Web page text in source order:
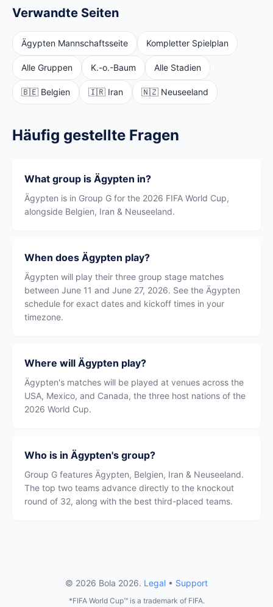
Verwandte Seiten
Ägypten Mannschaftsseite Kompletter Spielplan
Alle Gruppen K.-o.-Baum Alle Stadien
🇧🇪 Belgien 🇮🇷 Iran 🇳🇿 Neuseeland
Häufig gestellte Fragen
What group is Ägypten in?
Ägypten is in Group G for the 2026 FIFA World Cup,
alongside Belgien, Iran & Neuseeland.
When does Ägypten play?
Ägypten will play their three group stage matches
between June 11 and June 27, 2026. See the Ägypten
schedule for exact dates and kickoff times in your
timezone.
Where will Ägypten play?
Ägypten's matches will be played at venues across the
USA, Mexico, and Canada, the three host nations of the
2026 World Cup.
Who is in Ägypten's group?
Group G features Ägypten, Belgien, Iran & Neuseeland.
The top two teams advance directly to the knockout
round of 32, along with the best third-placed teams.
© 2026 Bola 2026. Legal • Support
*FIFA World Cup™ is a trademark of FIFA.